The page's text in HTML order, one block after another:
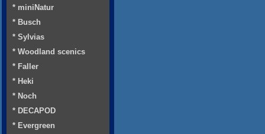
* miniNatur
* Busch
* Sylvias
* Woodland scenics
* Faller
* Heki
* Noch
* DECAPOD
* Evergreen